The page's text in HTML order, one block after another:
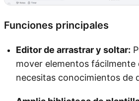
Funciones principales
Editor de arrastrar y soltar:
mover elementos fácilmente
necesitas conocimientos de